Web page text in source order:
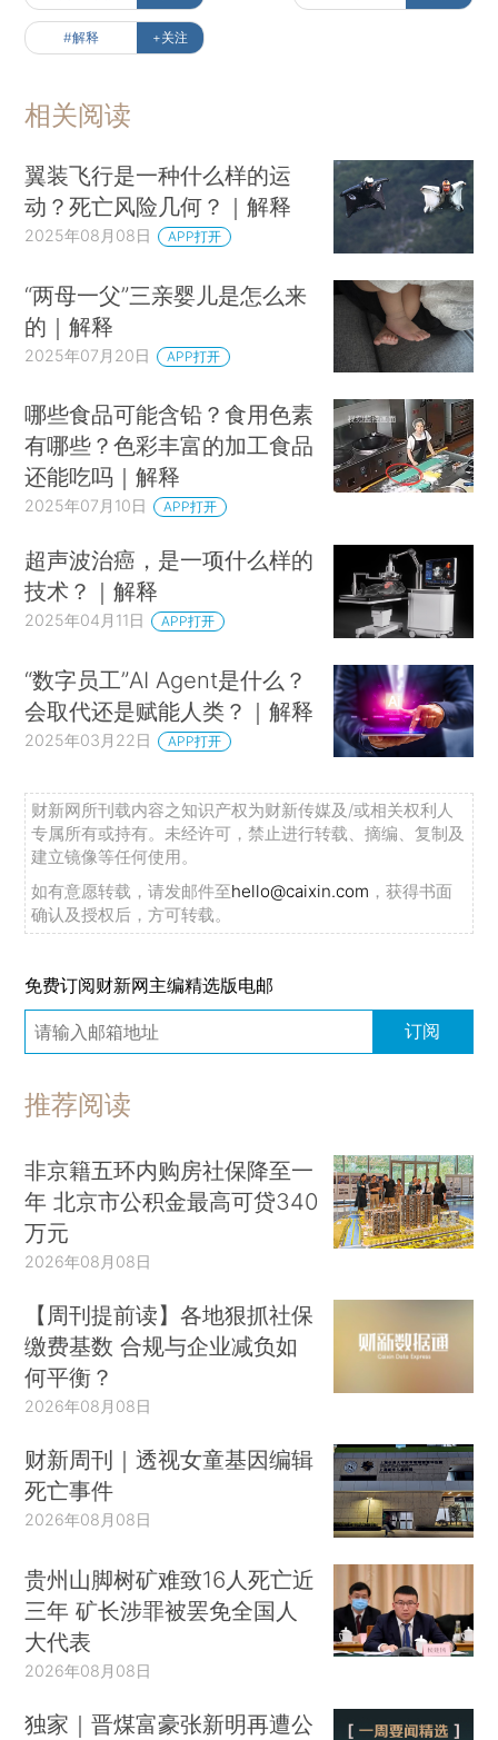
#解释 +关注
相关阅读
翼装飞行是一种什么样的运
动？死亡风险几何？｜解释
2025年08月08日 APP打开
“两母一父”三亲婴儿是怎么来
的｜解释
2025年07月20日 APP打开
哪些食品可能含铅？食用色素
有哪些？色彩丰富的加工食品
还能吃吗｜解释
2025年07月10日 APP打开
超声波治癌，是一项什么样的
技术？｜解释
2025年04月11日 APP打开
“数字员工”AI Agent是什么？
会取代还是赋能人类？｜解释
2025年03月22日 APP打开
财新网所刊载内容之知识产权为财新传媒及/或相关权利人
专属所有或持有。未经许可，禁止进行转载、摘编、复制及
建立镜像等任何使用。
如有意愿转载，请发邮件至hello@caixin.com ，获得书面
确认及授权后，方可转载。
免费订阅财新网主编精选版电邮
订阅
推荐阅读
非京籍五环内购房社保降至一
年 北京市公积金最高可贷340
万元
2026年08月08日
【周刊提前读】各地狠抓社保
缴费基数 合规与企业减负如
何平衡？
2026年08月08日
财新周刊｜透视女童基因编辑
死亡事件
2026年08月08日
贵州山脚树矿难致16人死亡近
三年 矿长涉罪被罢免全国人
大代表
2026年08月08日
独家｜晋煤富豪张新明再遭公